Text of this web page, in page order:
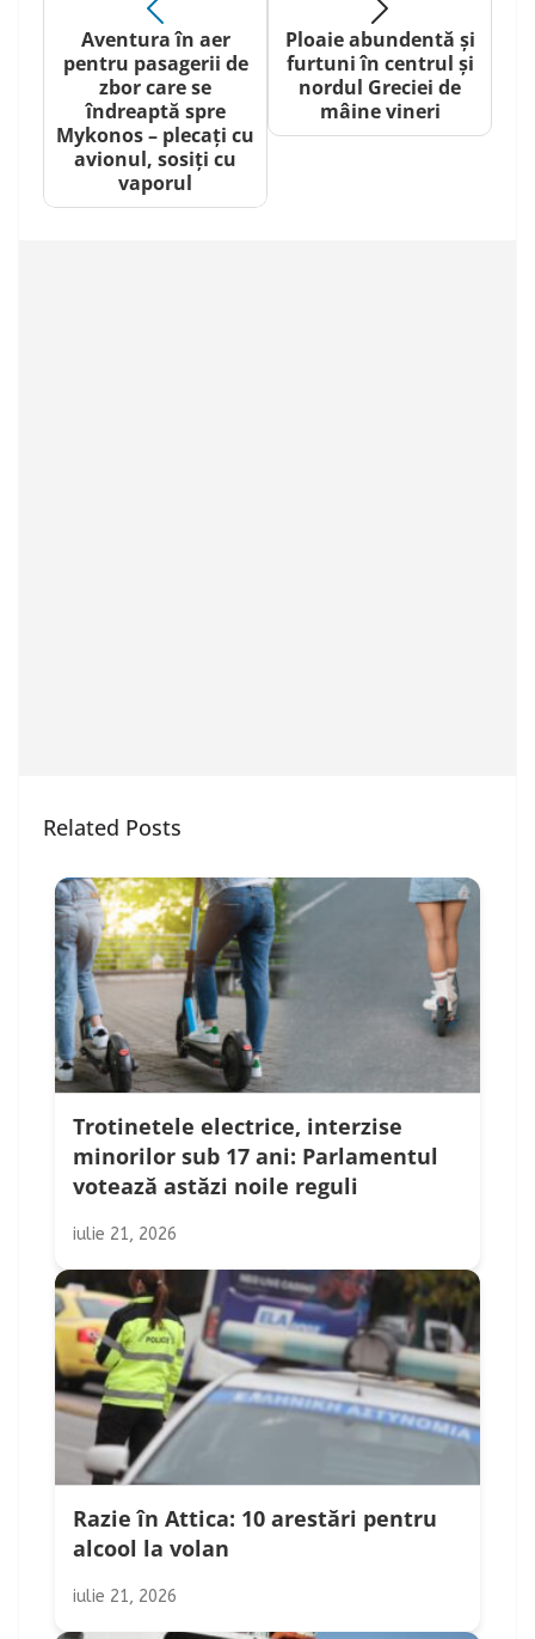
Aventura în aer
pentru pasagerii de
zbor care se
îndreaptă spre
Mykonos – plecați cu
avionul, sosiți cu
vaporul
Ploaie abundentă și
furtuni în centrul și
nordul Greciei de
mâine vineri
Related Posts
Trotinetele electrice, interzise
minorilor sub 17 ani: Parlamentul
votează astăzi noile reguli
iulie 21, 2026
Razie în Attica: 10 arestări pentru
alcool la volan
iulie 21, 2026